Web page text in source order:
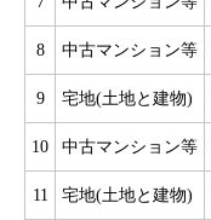
8 中古マンション等
9 宅地(土地と建物)
10 中古マンション等
11 宅地(土地と建物)